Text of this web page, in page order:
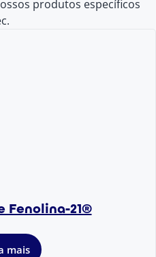
produtos específicos
21®
mais